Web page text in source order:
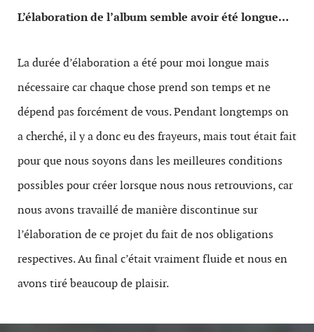
L’élaboration de l’album semble avoir été longue…
La durée d’élaboration a été pour moi longue mais
nécessaire car chaque chose prend son temps et ne
dépend pas forcément de vous. Pendant longtemps on
a cherché, il y a donc eu des frayeurs, mais tout était fait
pour que nous soyons dans les meilleures conditions
possibles pour créer lorsque nous nous retrouvions, car
nous avons travaillé de manière discontinue sur
l’élaboration de ce projet du fait de nos obligations
respectives. Au final c’était vraiment fluide et nous en
avons tiré beaucoup de plaisir.